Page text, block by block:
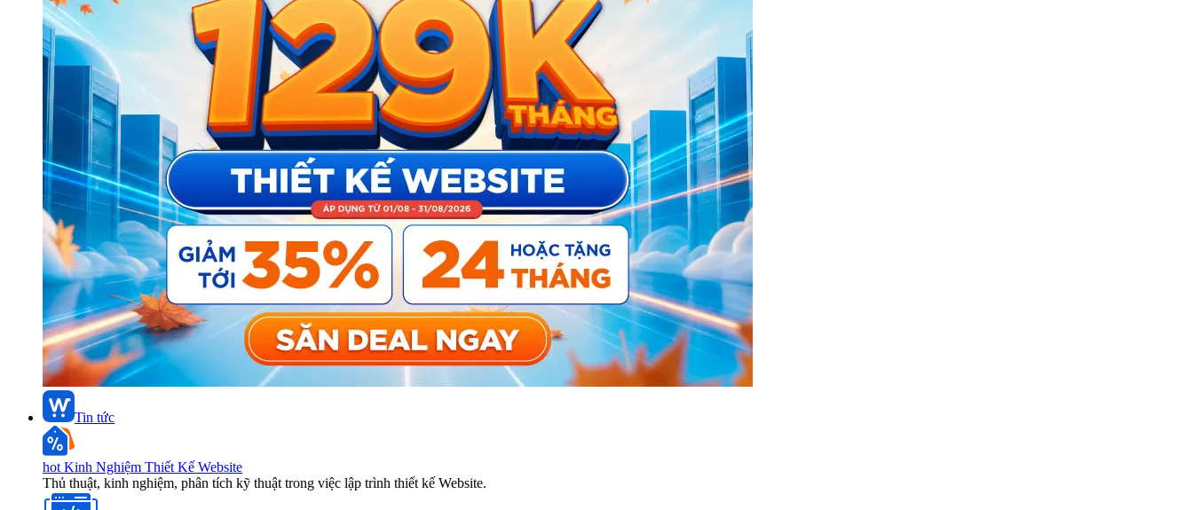
Tin tức
hot Kinh Nghiệm Thiết Kế Website
Thủ thuật, kinh nghiệm, phân tích kỹ thuật trong việc lập trình thiết kế Website.